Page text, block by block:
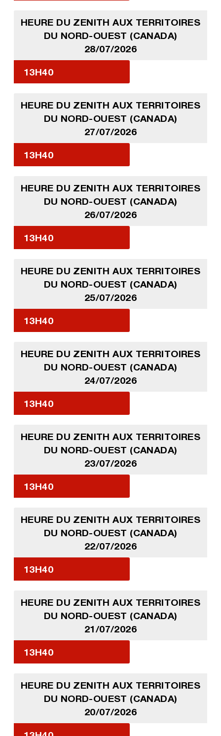
HEURE DU ZENITH AUX TERRITOIRES
DU NORD-OUEST (CANADA)
28/07/2026
13H40
HEURE DU ZENITH AUX TERRITOIRES
DU NORD-OUEST (CANADA)
27/07/2026
13H40
HEURE DU ZENITH AUX TERRITOIRES
DU NORD-OUEST (CANADA)
26/07/2026
13H40
HEURE DU ZENITH AUX TERRITOIRES
DU NORD-OUEST (CANADA)
25/07/2026
13H40
HEURE DU ZENITH AUX TERRITOIRES
DU NORD-OUEST (CANADA)
24/07/2026
13H40
HEURE DU ZENITH AUX TERRITOIRES
DU NORD-OUEST (CANADA)
23/07/2026
13H40
HEURE DU ZENITH AUX TERRITOIRES
DU NORD-OUEST (CANADA)
22/07/2026
13H40
HEURE DU ZENITH AUX TERRITOIRES
DU NORD-OUEST (CANADA)
21/07/2026
13H40
HEURE DU ZENITH AUX TERRITOIRES
DU NORD-OUEST (CANADA)
20/07/2026